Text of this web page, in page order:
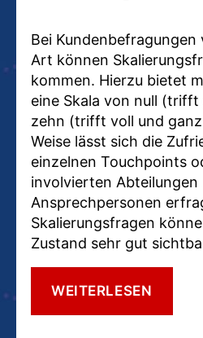
Bei
Art können
kommen. Hierzu bietet
eine Skala von null
zehn (trifft voll und
Weise lässt sich die
einzelnen Touchpoints
involvierten Abteilungen
Ansprechpersonen
Skalierungsfragen
Zustand sehr gut
WEITERLESEN